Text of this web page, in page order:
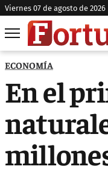
viernes 07 de agosto de 2026
ECONOMÍA
En el